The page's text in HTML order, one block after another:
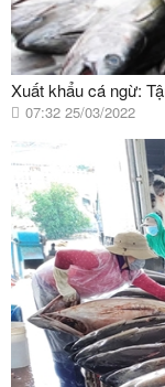
Xuất khẩu cá ngừ:
07:32 25/03/2022